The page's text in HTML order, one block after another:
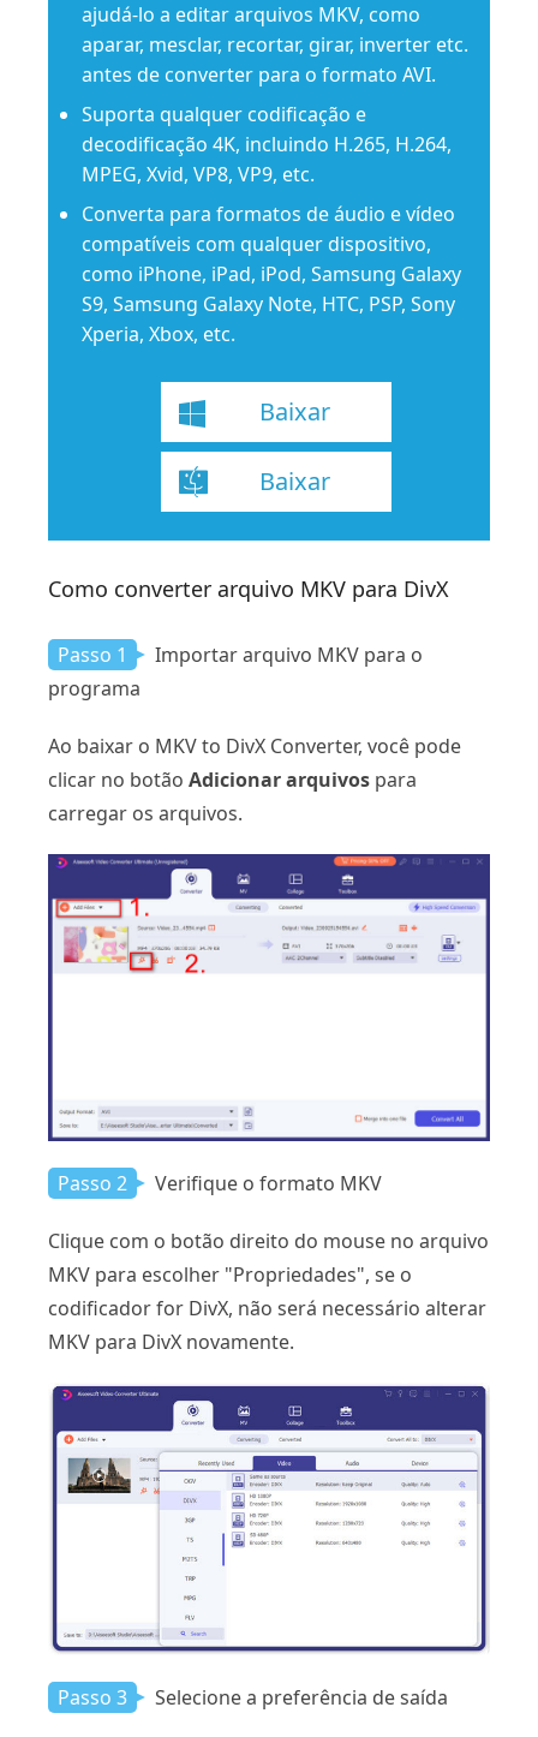
ajudá-lo a editar arquivos MKV, como
aparar, mesclar, recortar, girar, inverter etc.
antes de converter para o formato AVI.
Suporta qualquer codificação e
decodificação 4K, incluindo H.265, H.264,
MPEG, Xvid, VP8, VP9, ​​etc.
Converta para formatos de áudio e vídeo
compatíveis com qualquer dispositivo,
como iPhone, iPad, iPod, Samsung Galaxy
S9, Samsung Galaxy Note, HTC, PSP, Sony
Xperia, Xbox, etc.
Baixar
Baixar
Como converter arquivo MKV para DivX
Passo 1
Importar arquivo MKV para o
programa
Ao baixar o MKV to DivX Converter, você pode
clicar no botão Adicionar arquivos para
carregar os arquivos.
Passo 2 Verifique o formato MKV
Clique com o botão direito do mouse no arquivo
MKV para escolher "Propriedades", se o
codificador for DivX, não será necessário alterar
MKV para DivX novamente.
Passo 3 Selecione a preferência de saída